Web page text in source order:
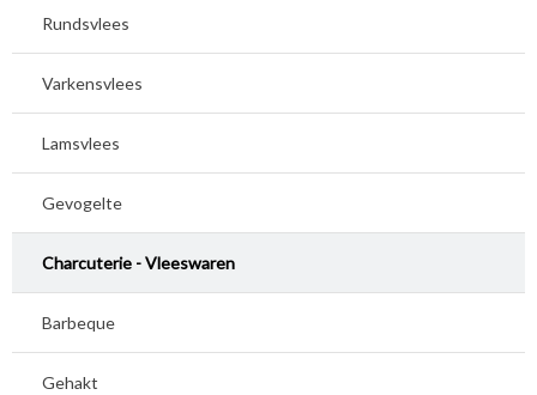
Rundsvlees
Varkensvlees
Lamsvlees
Gevogelte
Charcuterie - Vleeswaren
Barbeque
Gehakt